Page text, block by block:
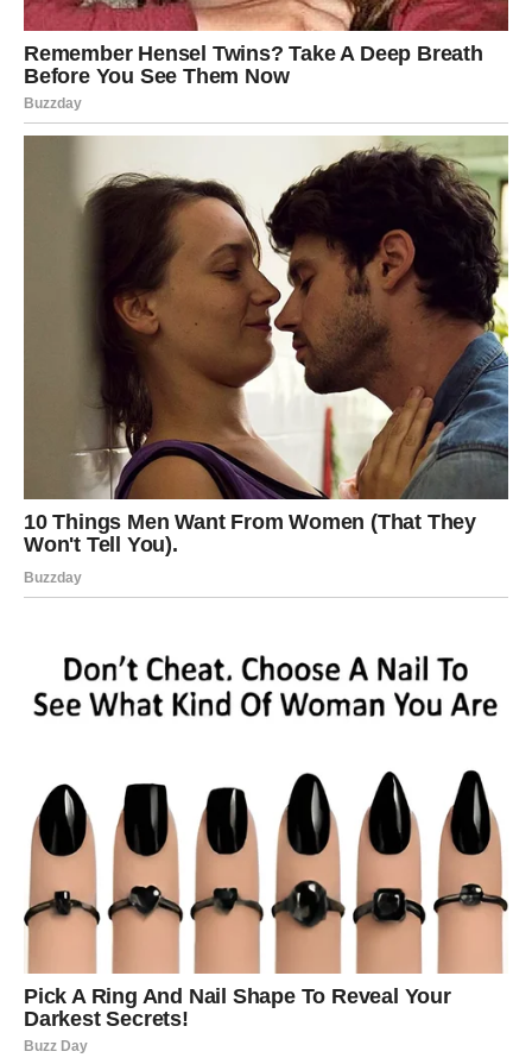
koji dugo niste imali i konačno ćete razumeti da su vas
sva iskušenja vodila ka nečemu mnogo lepšem.
Karma vas nije zaboravila. Naprotiv. Sve vreme je
pripremala trenutke koji će vam pokazati da dobrota
nikada ne prolazi nekažnjeno i da ljudi sa velikim srcem
na kraju ipak dobiju ono što zaslužuju.